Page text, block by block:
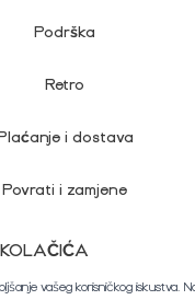
Podrška
Retro
Plaćanje i dostava
Povrati i zamjene
podrška
vašeg korisničkog iskustva.